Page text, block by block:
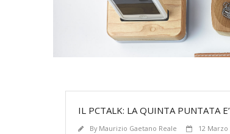
IL PCTALK: LA QUINTA PUNTATA
By Maurizio Gaetano Reale
12 Marzo